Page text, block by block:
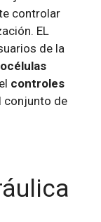
controlar
EL
de la
controles
conjunto de